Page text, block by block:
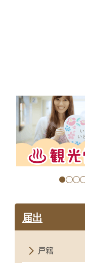
枚
目
の
ド
枚
目
の
ド
届出
戸籍